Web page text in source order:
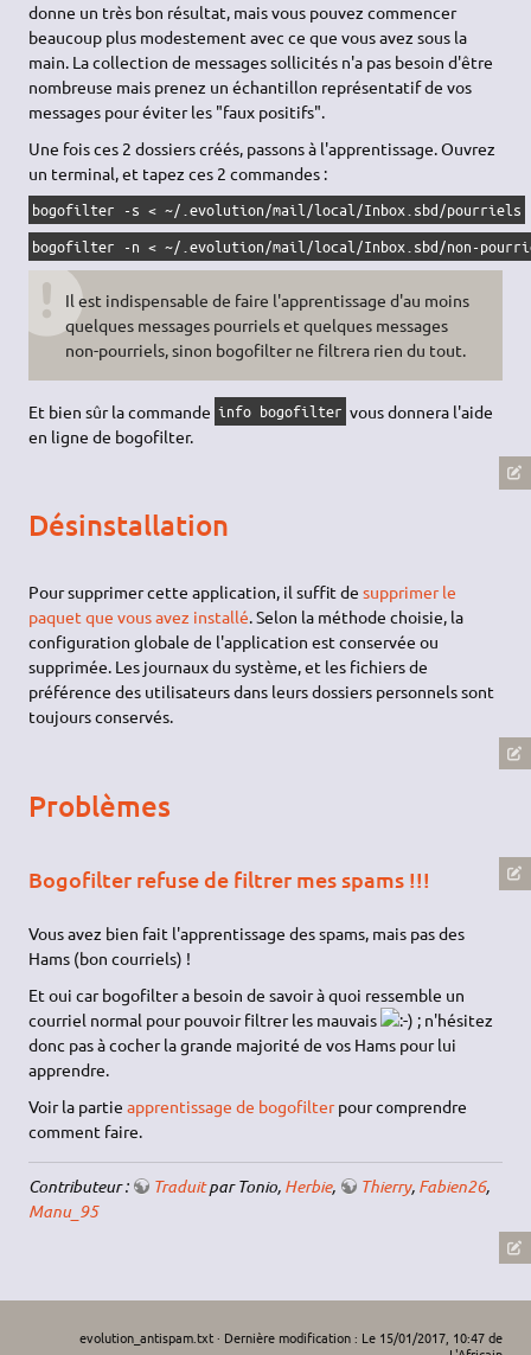
donne un très bon résultat, mais vous pouvez commencer
beaucoup plus modestement avec ce que vous avez sous la
main. La collection de messages sollicités n'a pas besoin d'être
nombreuse mais prenez un échantillon représentatif de vos
messages pour éviter les "faux positifs".
Une fois ces 2 dossiers créés, passons à l'apprentissage. Ouvrez
un terminal, et tapez ces 2 commandes :
bogofilter -s < ~/.evolution/mail/local/Inbox.sbd/pourriels
bogofilter -n < ~/.evolution/mail/local/Inbox.sbd/non-
Il est indispensable de faire l'apprentissage d'au moins
quelques messages pourriels et quelques messages
non-pourriels, sinon bogofilter ne filtrera rien du tout.
Et bien sûr la commande info bogofilter vous donnera l'aide
en ligne de bogofilter.
Désinstallation
Pour supprimer cette application, il suffit desupprimer le
paquet que vous avez installé. Selon la méthode choisie, la
configuration globale de l'application est conservée ou
supprimée. Les journaux du système, et les fichiers de
préférence des utilisateurs dans leurs dossiers personnels sont
toujours conservés.
Problèmes
Bogofilter refuse de filtrer mes spams !!!
Vous avez bien fait l'apprentissage des spams, mais pas des
Hams (bon courriels) !
Et oui car bogofilter a besoin de savoir à quoi ressemble un
courriel normal pour pouvoir filtrer les mauvais
; n'hésitez
donc pas à cocher la grande majorité de vos Hams pour lui
apprendre.
Voir la partieapprentissage de bogofilterpour comprendre
comment faire.
Contributeur : Traduitpar Tonio, Herbie, Thierry, Fabien26,
Manu_95
evolution_antispam.txt· Dernière modification : Le 15/01/2017, 10:47 de